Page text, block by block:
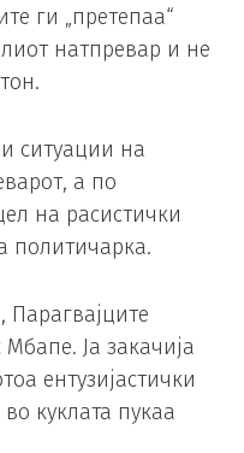
ги „претепаа“
натпревар и не
ситуации на
а по
на расистички
политичарка.
Парагвајците
Ја закачија
ентузијастички
куклата пукаа